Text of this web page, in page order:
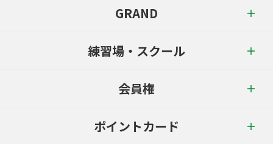
GRAND
練習場・スクール
会員権
ポイントカード